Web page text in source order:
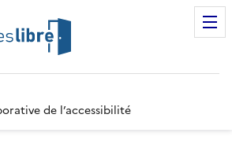
de l’accessibilité